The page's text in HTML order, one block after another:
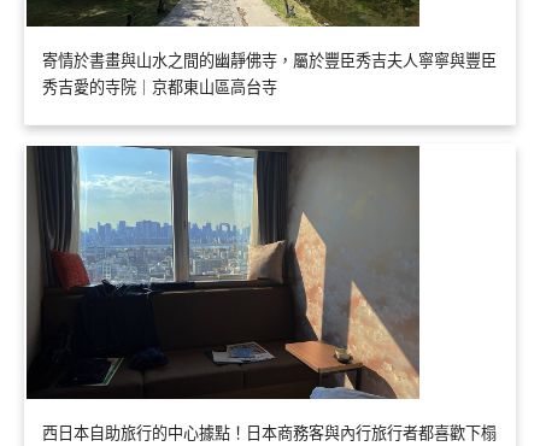
寄情於書畫與山水之間的幽靜佛寺，屬於豐臣秀吉夫人寧寧與豐臣
秀吉愛的寺院｜京都東山區高台寺
西日本自助旅行的中心據點！日本商務客與內行旅行者都喜歡下榻